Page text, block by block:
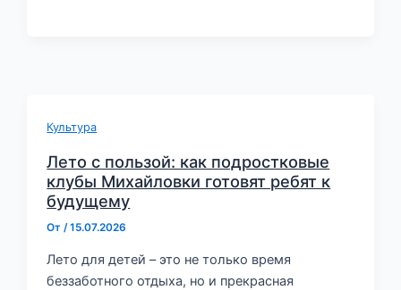
Культура
Лето с пользой: как подростковые
клубы Михайловки готовят ребят к
будущему
От/15.07.2026
Лето для детей – это не только время
беззаботного отдыха, но и прекрасная